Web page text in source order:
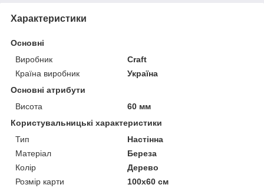
Характеристики
Основні
Виробник
Craft
Країна виробник
Україна
Основні атрибути
Висота
60 мм
Користувальницькі характеристики
Тип
Настінна
Матеріал
Береза
Колір
Дерево
Розмір карти
100х60 см